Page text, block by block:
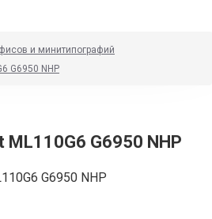
и минитипографий
G6950 NHP
G6950 NHP